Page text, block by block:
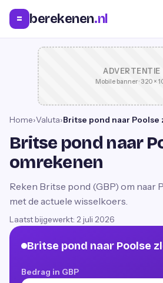
= berekenen.nl
ADVERTENTIE
Mobile banner · 320 ×
Home›Valuta›Britse pond naar
Britse pond naar
omrekenen
Reken Britse pond (GBP) om naar
met de actuele wisselkoers.
Laatst bijgewerkt: 2 juli 2026
Britse pond naar Poolse
Bedrag in GBP